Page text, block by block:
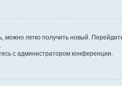
можно легко получить новый.
с администратором конференции.